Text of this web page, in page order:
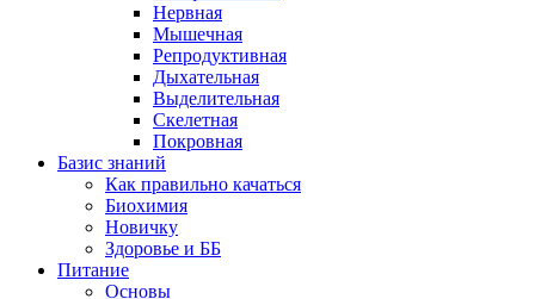
Нервная
Мышечная
Репродуктивная
Дыхательная
Выделительная
Скелетная
Покровная
Базис знаний
Как правильно качаться
Биохимия
Новичку
Здоровье и ББ
Питание
Основы